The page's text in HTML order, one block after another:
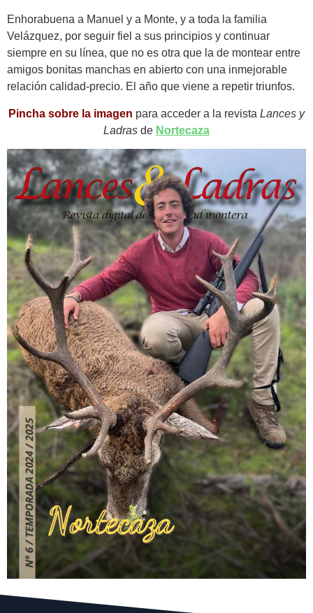
Enhorabuena a Manuel y a Monte, y a toda la familia
Velázquez, por seguir fiel a sus principios y continuar
siempre en su línea, que no es otra que la de montear entre
amigos bonitas manchas en abierto con una inmejorable
relación calidad-precio. El año que viene a repetir triunfos.
Pincha sobre la imagen para acceder a la revista Lances y
Ladras de Nortecaza